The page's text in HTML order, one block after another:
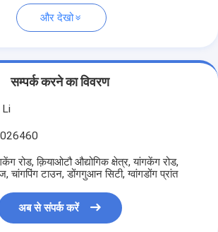
और देखो
सम्पर्क करने का विवरण
रोड, क़ियाओटौ औद्योगिक क्षेत्र, यांगकेंग रोड,
चांगपिंग टाउन, डोंगगुआन सिटी, ग्वांगडोंग प्रांत
अब से संपर्क करें